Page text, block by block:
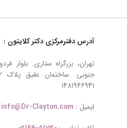
آدرس دفترمرکزی دکتر کلایتون :
تهران، بزرگراه ستاری. بلوار
1481946941
ایمیل : info@Dr-Clayton.com